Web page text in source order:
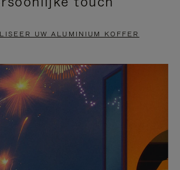
UW ALUMINIUM KOFFER